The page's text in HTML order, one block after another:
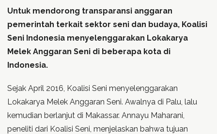
Untuk mendorong transparansi anggaran
pemerintah terkait sektor seni dan budaya, Koalisi
Seni Indonesia menyelenggarakan Lokakarya
Melek Anggaran Seni di beberapa kota di
Indonesia.
Sejak April 2016, Koalisi Seni menyelenggarakan
Lokakarya Melek Anggaran Seni. Awalnya di Palu, lalu
kemudian berlanjut di Makassar. Annayu Maharani,
peneliti dari Koalisi Seni, menjelaskan bahwa tujuan